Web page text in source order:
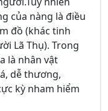
của nàng là điều
đồ (khác tinh
Lã Thụ). Trong
là nhân vật
dễ thương,
kỳ nham hiểm